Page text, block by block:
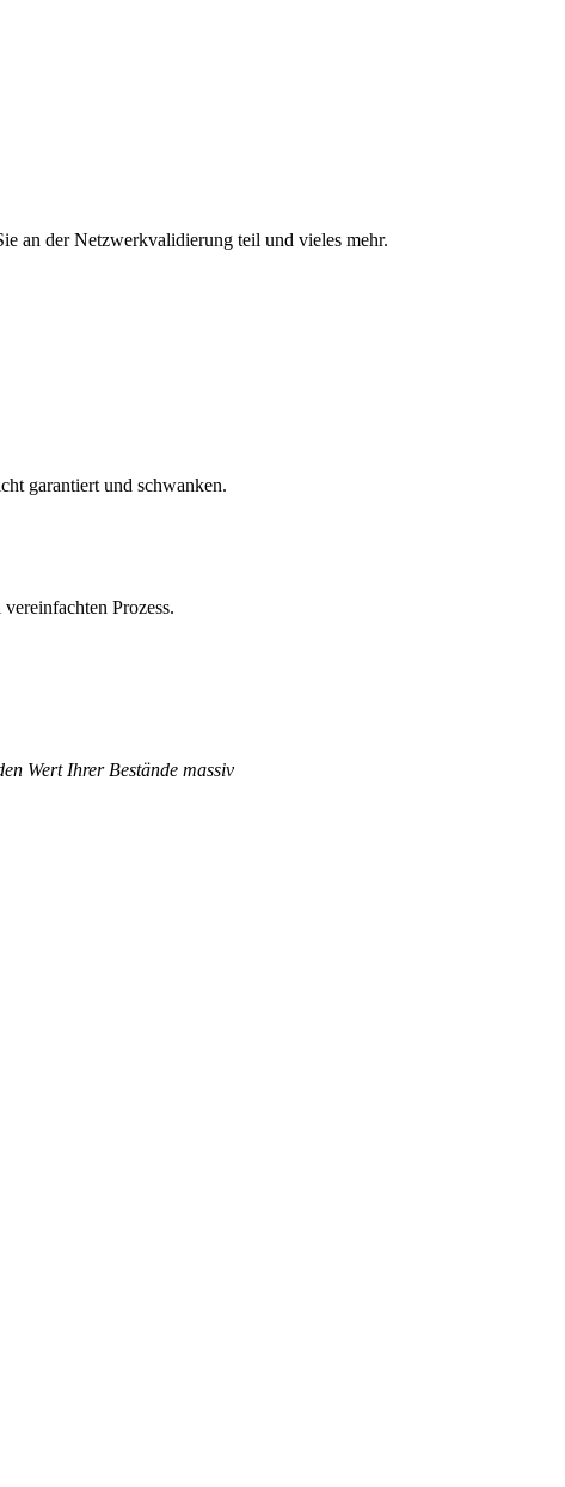
an der Netzwerkvalidierung teil und vieles mehr.
garantiert und schwanken.
Prozess.
Wert Ihrer Bestände massiv